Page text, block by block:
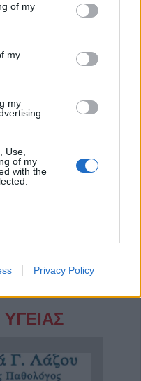
of my
my
my
Use,
of my
with the
Privacy Policy
γηπεδούχο) Μακάμπι Τελ
3-0 κι επί της ουσίας
Ελλάδας ΟΦΗ, για να
League Phase της